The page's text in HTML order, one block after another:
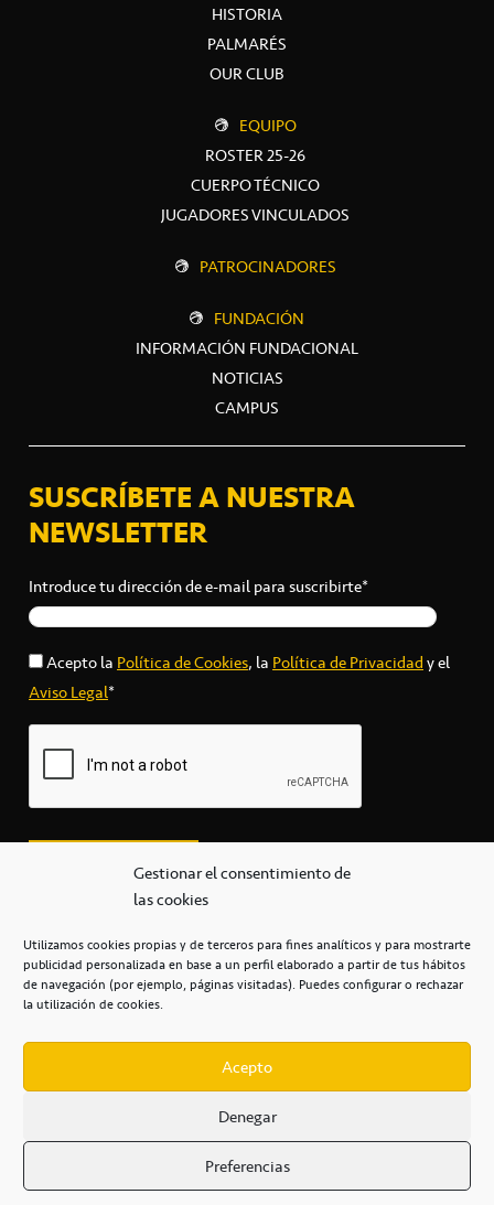
Gestionar el consentimiento de
las cookies
Utilizamos cookies propias y de terceros para fines analíticos y para mostrarte
publicidad personalizada en base a un perfil elaborado a partir de tus hábitos
de navegación (por ejemplo, páginas visitadas). Puedes configurar o rechazar
la utilización de cookies.
Acepto
Denegar
Preferencias
HISTORIA
PALMARÉS
OUR CLUB
EQUIPO
ROSTER 25-26
CUERPO TÉCNICO
JUGADORES VINCULADOS
PATROCINADORES
FUNDACIÓN
INFORMACIÓN FUNDACIONAL
NOTICIAS
CAMPUS
SUSCRÍBETE A NUESTRA
NEWSLETTER
Introduce tu dirección de e-mail para suscribirte*
Acepto laPolítica de Cookies, laPolítica de Privacidady el
Aviso Legal*
secretaria@cbcanarias.es
+34 922 253 684
Casa del Deporte / 38108 – La Laguna
POLÍTICA DE PRIVACIDAD / POLÍTICA DE COOKIES /
AVISO LEGAL / CONDICIONES